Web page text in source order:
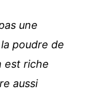
une
poudre de
est riche
aussi